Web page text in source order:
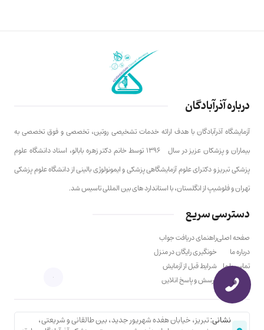
درباره آذرآبادگان
آزمایشگاه آذرآبادگان با هدف ارائه خدمات تشخیصی روتین، تخصصی و فوق تخصصی به
بیماران و پزشکان عزیز در سال ۱۳۹۶ توسط خانم دکتر زهره بابالو، استاد دانشگاه علوم
پزشکی تبریز و دکترای علوم آزمایشگاهی پزشکی و ایمونولوژی بالینی از دانشگاه علوم پزشکی
تهران و فلوشیپ از انگلستان، با استاندارد های بین المللی تاسیس شد.
دسترسی سریع
صفحه اصلی
درباره ما
تماس با ما
مسیر یابی
راهنمای دریافت جواب
خونگیری رایگان در منزل
شرایط قبل از آزمایش
پرسش و پاسخ انلاین
نشانی:تبریز، خیابان هفده شهریور جدید، بین طالقانی و شریعتی،